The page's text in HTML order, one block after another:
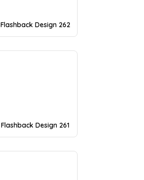
Flashback Design 262
Flashback Design 261